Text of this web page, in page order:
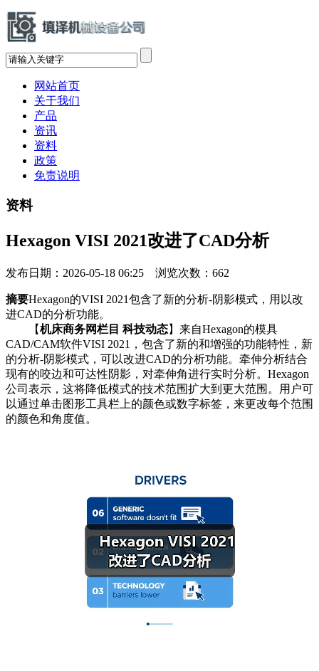
网站首页
关于我们
产品
资讯
资料
政策
免责说明
资料
Hexagon VISI 2021改进了CAD分析
发布日期：2026-05-18 06:25 浏览次数： 662
摘要Hexagon的VISI 2021包含了新的分析-阴影模式，用以改
进CAD的分析功能。
【机床商务网栏目 科技动态】来自Hexagon的模具
CAD/CAM软件VISI 2021，包含了新的和增强的功能特性，新
的分析-阴影模式，可以改进CAD的分析功能。牵伸分析结合
现有的咬边和可达性阴影，对牵伸角进行实时分析。Hexagon
公司表示，这将降低模式的技术范围扩大到更大范围。用户可
以通过单击图形工具栏上的颜色或数字标签，来更改每个范围
的颜色和角度值。